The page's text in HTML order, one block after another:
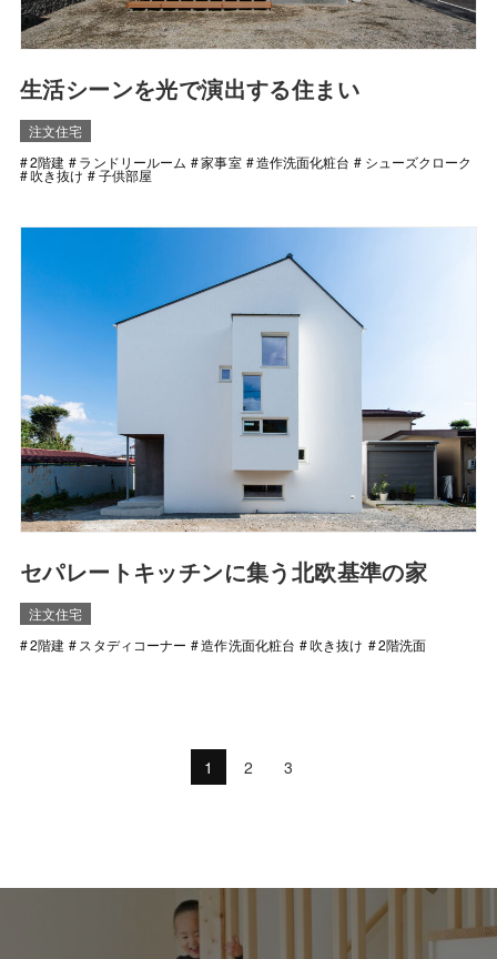
生活シーンを光で演出する住まい
注文住宅
2階建
ランドリールーム 家事室 造作洗面化粧台 シューズクローク
吹き抜け 子供部屋
セパレートキッチンに集う北欧基準の家
注文住宅
2階建
スタディコーナー 造作洗面化粧台 吹き抜け 2階洗面
1 2 3